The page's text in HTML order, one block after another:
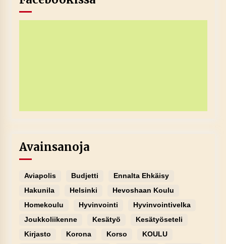
Avainsanoja
Aviapolis Budjetti
Ennalta Ehkäisy
Hakunila
Helsinki
Hevoshaan Koulu
Homekoulu
Hyvinvointi
Hyvinvointivelka
Joukkoliikenne
Kesätyö
Kesätyöseteli
Kirjasto
Korona Korso
KOULU